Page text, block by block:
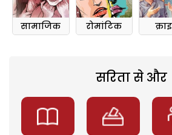
सामाजिक रोमांटिक
सरिता से और